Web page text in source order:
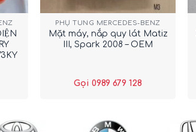
PHỤ TÙNG MERCEDES-BENZ
Mặt máy, nắp quy lát Matiz
III, Spark 2008 – OEM
Gọi 0989 679 128